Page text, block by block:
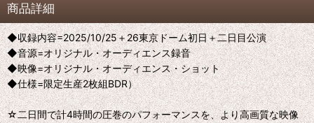
商品詳細
◆収録内容=2025/10/25＋26東京ドーム初日＋二日目公演
◆音源=オリジナル・オーディエンス録音
◆映像=オリジナル・オーディエンス・ショット
◆仕様=限定生産2枚組BDR）
☆二日間で計4時間の圧巻のパフォーマンスを、より高画質な映像